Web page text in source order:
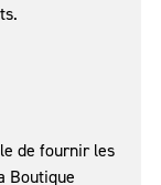
de fournir les
Boutique